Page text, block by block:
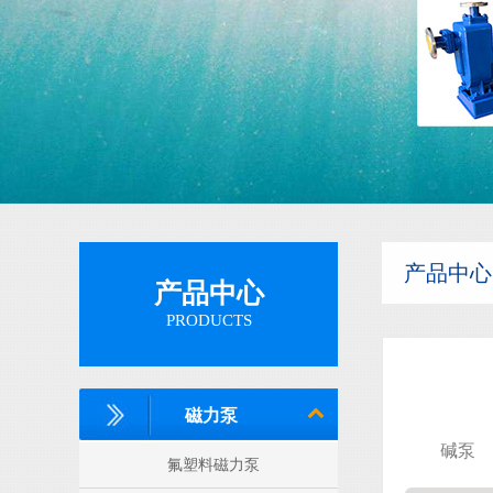
隔膜泵
产品中心
PRODUCTS
磁力泵
氟塑料磁力泵
产品中心
碱泵